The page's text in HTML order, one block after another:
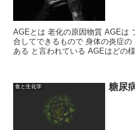
AGEとは 老化の原因物質 AGEは
合してできるもので 身体の炎症
ある と言われている AGEはどの
食と生化学 糖尿